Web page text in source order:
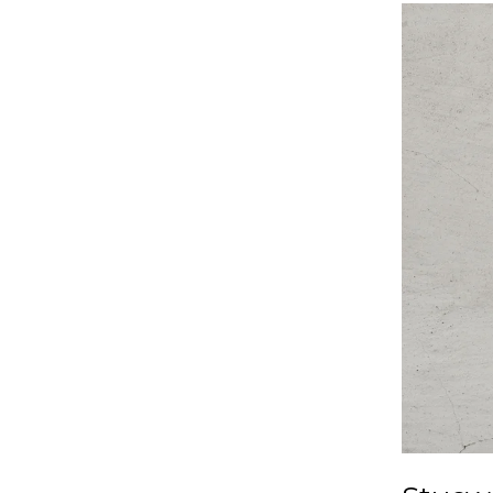
Stucwerk
De
Simpelste
Beste